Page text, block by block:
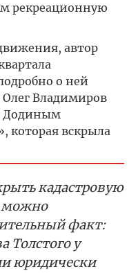
рекреационную
автор
о ней
Олег Владимиров
Додиным
которая вскрыла
кадастровую
можно
факт:
Толстого у
юридически